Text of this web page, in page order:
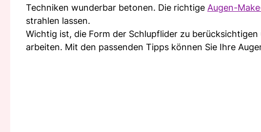
Techniken wunderbar betonen. Die richtige Augen-
strahlen lassen.
Wichtig ist, die Form der Schlupflider zu
arbeiten. Mit den passenden Tipps können Sie Ihre